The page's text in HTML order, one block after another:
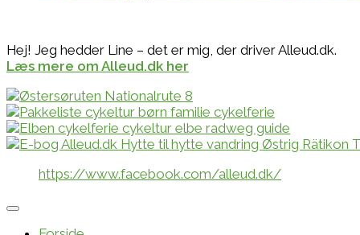
Hej! Jeg hedder Line – det er mig, der driver Alleud.dk.
Læs mere om Alleud.dk her
https://www.facebook.com/alleud.dk/